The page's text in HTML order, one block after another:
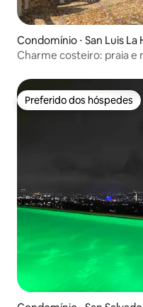
Condomínio ⋅ San Luis
Charme costeiro: praia e
Preferido dos hóspedes
Preferido dos hóspedes